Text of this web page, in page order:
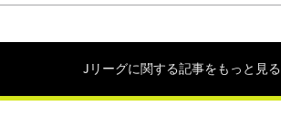
Jリーグに関する記事をもっと見る